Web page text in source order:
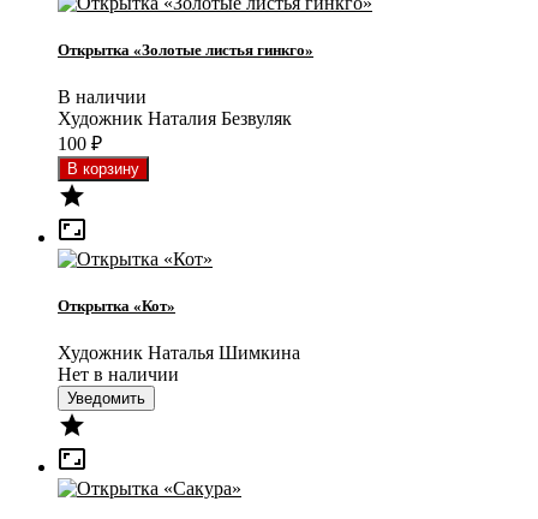
Открытка «Золотые листья гинкго»
В наличии
Художник Наталия Безвуляк
100 ₽


Открытка «Кот»
Художник Наталья Шимкина
Нет в наличии
Уведомить

